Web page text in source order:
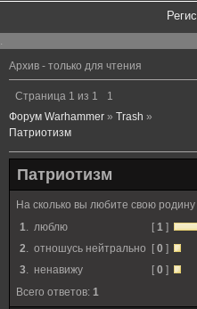
.
Архив - только для чтения
Страница 1 из 1
1
Форум Warhammer » Trash »
Патриотизм
Патриотизм
На сколько вы любите свою родину
1. люблю [ 1 ]
2. отношусь нейтрально [ 0 ]
3. ненавижу [ 0 ]
Всего ответов: 1